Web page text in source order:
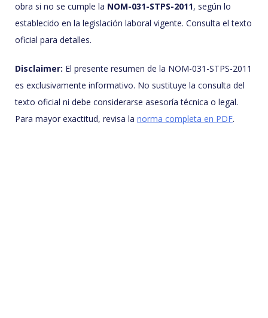
obra si no se cumple la NOM-031-STPS-2011, según lo
establecido en la legislación laboral vigente. Consulta el texto
oficial para detalles.
Disclaimer: El presente resumen de la NOM-031-STPS-2011
es exclusivamente informativo. No sustituye la consulta del
texto oficial ni debe considerarse asesoría técnica o legal.
Para mayor exactitud, revisa la norma completa en PDF.